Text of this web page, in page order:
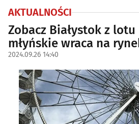
AKTUALNOŚCI
Zobacz Białystok z lotu
młyńskie wraca na
2024.09.26 14:40